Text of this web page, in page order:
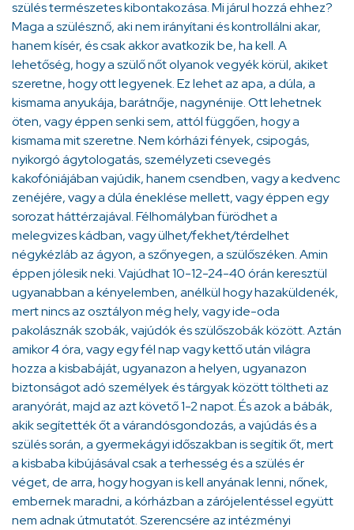
szülés természetes kibontakozása. Mi járul hozzá ehhez?
Maga a szülésznő, aki nem irányítani és kontrollálni akar,
hanem kísér, és csak akkor avatkozik be, ha kell. A
lehetőség, hogy a szülő nőt olyanok vegyék körül, akiket
szeretne, hogy ott legyenek. Ez lehet az apa, a dúla, a
kismama anyukája, barátnője, nagynénije. Ott lehetnek
öten, vagy éppen senki sem, attól függően, hogy a
kismama mit szeretne. Nem kórházi fények, csipogás,
nyikorgó ágytologatás, személyzeti csevegés
kakofóniájában vajúdik, hanem csendben, vagy a kedvenc
zenéjére, vagy a dúla éneklése mellett, vagy éppen egy
sorozat háttérzajával. Félhomályban fürödhet a
melegvizes kádban, vagy ülhet/fekhet/térdelhet
négykézláb az ágyon, a szőnyegen, a szülőszéken. Amin
éppen jólesik neki. Vajúdhat 10-12-24-40 órán keresztül
ugyanabban a kényelemben, anélkül hogy hazaküldenék,
mert nincs az osztályon még hely, vagy ide-oda
pakolásznák szobák, vajúdók és szülőszobák között. Aztán
amikor 4 óra, vagy egy fél nap vagy kettő után világra
hozza a kisbabáját, ugyanazon a helyen, ugyanazon
biztonságot adó személyek és tárgyak között töltheti az
aranyórát, majd az azt követő 1-2 napot. És azok a bábák,
akik segítették őt a várandósgondozás, a vajúdás és a
szülés során, a gyermekágyi időszakban is segítik őt, mert
a kisbaba kibújásával csak a terhesség és a szülés ér
véget, de arra, hogy hogyan is kell anyának lenni, nőnek,
embernek maradni, a kórházban a zárójelentéssel együtt
nem adnak útmutatót. Szerencsére az intézményi